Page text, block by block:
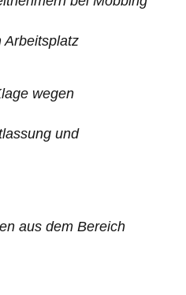
Arbeitsplatz
wegen
und
aus dem Bereich